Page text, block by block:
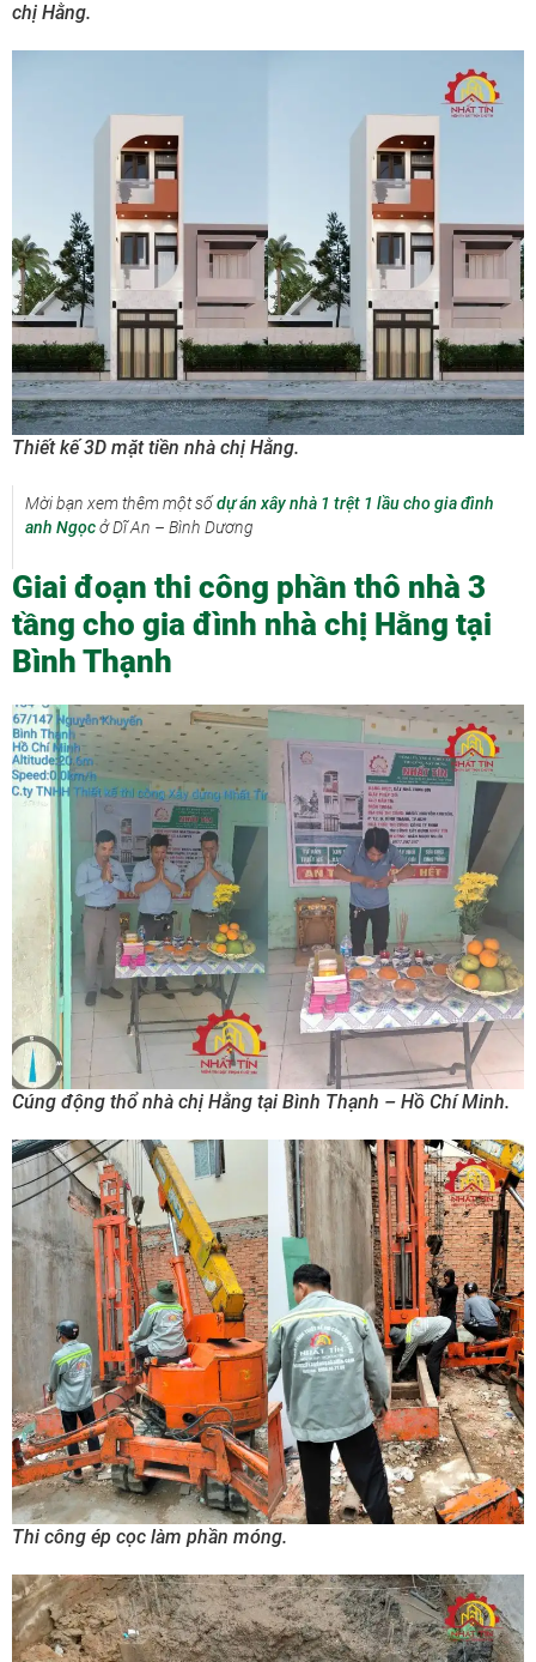
chị Hằng.
Thiết kế 3D mặt tiền nhà chị Hằng.
Mời bạn xem thêm một sốdự án xây nhà 1 trệt 1 lầu cho gia đình
anh Ngọcở Dĩ An – Bình Dương
Giai đoạn thi công phần thô nhà 3
tầng cho gia đình nhà chị Hằng tại
Bình Thạnh
Cúng động thổ nhà chị Hằng tại Bình Thạnh – Hồ Chí Minh.
Thi công ép cọc làm phần móng.